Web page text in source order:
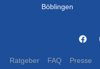
Böblingen
Ratgeber FAQ Presse